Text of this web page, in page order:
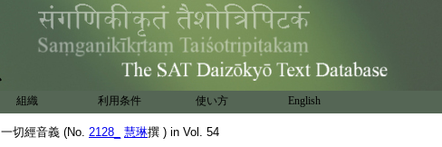
組織 利用条件 使い方 English
一切經音義 (No. 2128_ 慧琳撰 ) in Vol. 54